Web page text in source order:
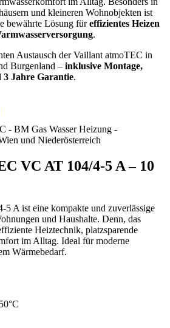
und kleineren Wohnobjekten ist
bewährte Lösung füreffizientes Heizen
.
Austausch der Vaillant atmoTEC in
Burgenland – inklusive Montage,
3 Jahre Garantie.
VC AT 104/4-5 A – 10
A ist eine kompakte und zuverlässige
und Haushalte. Denn, das
Heiztechnik, platzsparende
im Alltag. Ideal für moderne
Wärmebedarf.